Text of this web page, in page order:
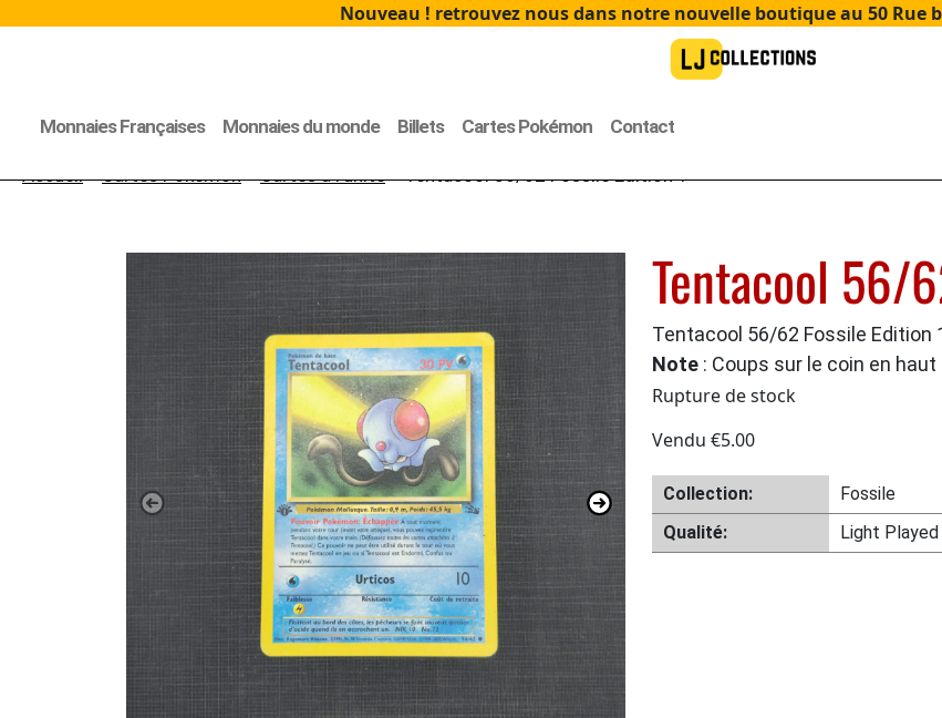
Nouveau ! retrouvez nous dans notre nouvelle boutique au 50 Rue
Monnaies Françaises Monnaies du monde Billets Cartes Pokémon Contact
Accueil>Cartes Pokémon>Cartes à l'unité> Tentacool 56/62 Fossile Edition 1
Tentacool 56/
Tentacool 56/62 Fossile Edition
Note : Coups sur le coin en
Rupture de stock
Vendu €5.00
Collection: Fossile
Qualité:
Light Played